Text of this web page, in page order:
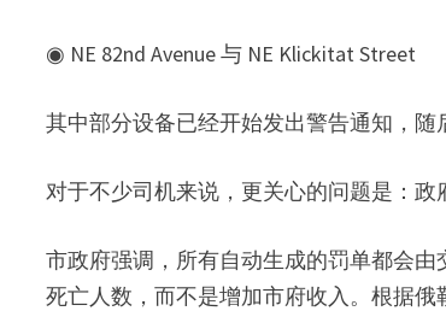
◉ NE 82nd Avenue 与 NE Klickitat Street
其中部分设备已经开始发出警告通知，随
对于不少司机来说，更关心的问题是：政
市政府强调，所有自动生成的罚单都会
死亡人数，而不是增加市府收入。根据俄